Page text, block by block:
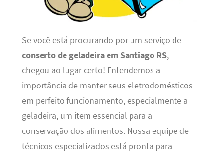
Se você está procurando por um serviço de
conserto de geladeira em Santiago RS,
chegou ao lugar certo! Entendemos a
importância de manter seus eletrodomésticos
em perfeito funcionamento, especialmente a
geladeira, um item essencial para a
conservação dos alimentos. Nossa equipe de
técnicos especializados está pronta para